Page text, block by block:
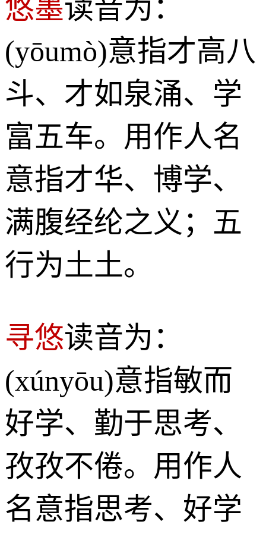
悠墨读音为：
(yōumò)意指才高八
斗、才如泉涌、学
富五车。用作人名
意指才华、博学、
满腹经纶之义；五
行为土土。
寻悠读音为：
(xúnyōu)意指敏而
好学、勤于思考、
孜孜不倦。用作人
名意指思考、好学